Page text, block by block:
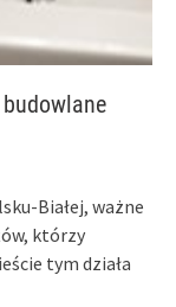
Białej, ważne
którzy
tym działa